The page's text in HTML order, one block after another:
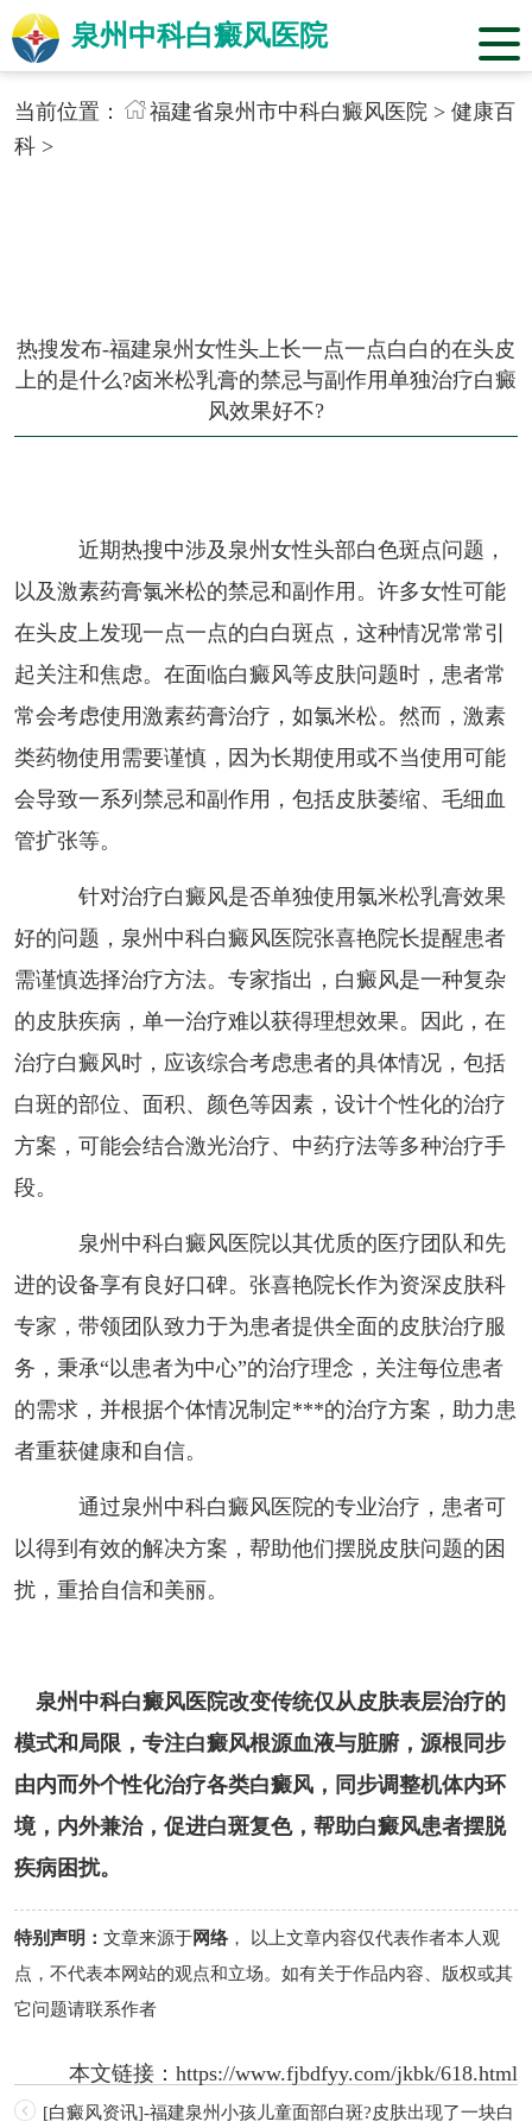
泉州中科白癜风医院
当前位置： 福建省泉州市中科白癜风医院> 健康百
科>
热搜发布-福建泉州女性头上长一点一点白白的在头皮
上的是什么?卤米松乳膏的禁忌与副作用单独治疗白癜
风效果好不?
近期热搜中涉及泉州女性头部白色斑点问题，
以及激素药膏氯米松的禁忌和副作用。许多女性可能
在头皮上发现一点一点的白白斑点，这种情况常常引
起关注和焦虑。在面临白癜风等皮肤问题时，患者常
常会考虑使用激素药膏治疗，如氯米松。然而，激素
类药物使用需要谨慎，因为长期使用或不当使用可能
会导致一系列禁忌和副作用，包括皮肤萎缩、毛细血
管扩张等。
针对治疗白癜风是否单独使用氯米松乳膏效果
好的问题，泉州中科白癜风医院张喜艳院长提醒患者
需谨慎选择治疗方法。专家指出，白癜风是一种复杂
的皮肤疾病，单一治疗难以获得理想效果。因此，在
治疗白癜风时，应该综合考虑患者的具体情况，包括
白斑的部位、面积、颜色等因素，设计个性化的治疗
方案，可能会结合激光治疗、中药疗法等多种治疗手
段。
泉州中科白癜风医院以其优质的医疗团队和先
进的设备享有良好口碑。张喜艳院长作为资深皮肤科
专家，带领团队致力于为患者提供全面的皮肤治疗服
务，秉承“以患者为中心”的治疗理念，关注每位患者
的需求，并根据个体情况制定***的治疗方案，助力患
者重获健康和自信。
通过泉州中科白癜风医院的专业治疗，患者可
以得到有效的解决方案，帮助他们摆脱皮肤问题的困
扰，重拾自信和美丽。
泉州中科白癜风医院改变传统仅从皮肤表层治疗的
模式和局限，专注白癜风根源血液与脏腑，源根同步
由内而外个性化治疗各类白癜风，同步调整机体内环
境，内外兼治，促进白斑复色，帮助白癜风患者摆脱
疾病困扰。
特别声明： 文章来源于网络， 以上文章内容仅代表作者本人观
点，不代表本网站的观点和立场。如有关于作品内容、版权或其
它问题请联系作者
本文链接：https://www.fjbdfyy.com/jkbk/618.html
[白癜风资讯]-福建泉州小孩儿童面部白斑?皮肤出现了一块白